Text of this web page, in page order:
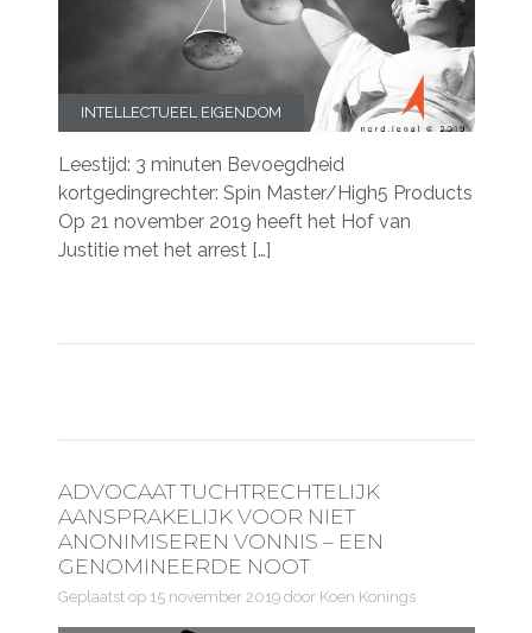
INTELLECTUEEL EIGENDOM
Leestijd: 3 minuten Bevoegdheid
kortgedingrechter: Spin Master/High5 Products
Op 21 november 2019 heeft het Hof van
Justitie met het arrest […]
ADVOCAAT TUCHTRECHTELIJK
AANSPRAKELIJK VOOR NIET
ANONIMISEREN VONNIS – EEN
GENOMINEERDE NOOT
Geplaatst op 15 november 2019door Koen Konings